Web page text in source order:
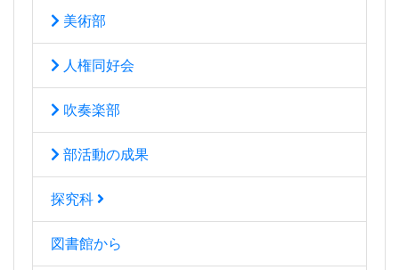
美術部
人権同好会
吹奏楽部
部活動の成果
探究科
図書館から